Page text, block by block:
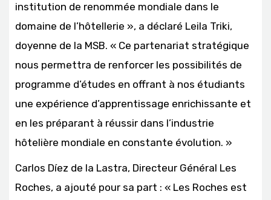
institution de renommée mondiale dans le
domaine de l’hôtellerie », a déclaré Leila Triki,
doyenne de la MSB. « Ce partenariat stratégique
nous permettra de renforcer les possibilités de
programme d’études en offrant à nos étudiants
une expérience d’apprentissage enrichissante et
en les préparant à réussir dans l’industrie
hôtelière mondiale en constante évolution. »
Carlos Díez de la Lastra, Directeur Général Les
Roches, a ajouté pour sa part : « Les Roches est